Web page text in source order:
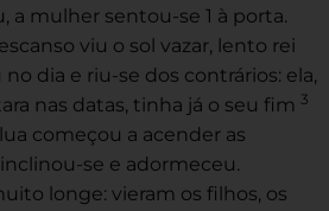
a mulher sentou-se 1 à porta.
viu o sol vazar, lento rei
no dia e riu-se dos contrários: ela,
nas datas, tinha já o seu fim 3
começou a acender as
se e adormeceu.
longe: vieram os filhos, os